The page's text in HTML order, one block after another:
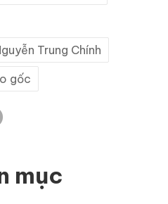
Trung Chính
gốc
mục